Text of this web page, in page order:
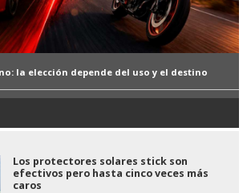
la elección depende del uso y el destino
Los protectores solares stick son
efectivos pero hasta cinco veces más
caros